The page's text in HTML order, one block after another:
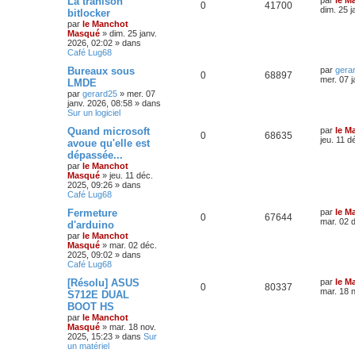
bitlocker
par le Manchot
Masqué » dim. 25 janv.
2026, 02:02 » dans
Café Lug68
0 41700
dim. 25
Bureaux sous
LMDE
par gerard25 » mer. 07
janv. 2026, 08:58 » dans
Sur un logiciel
0 68897 par
mer. 07
Quand microsoft
avoue qu'elle est
dépassée...
par le Manchot
Masqué » jeu. 11 déc.
2025, 09:26 » dans
Café Lug68
0 68635 par le
jeu. 11
Fermeture
d'arduino
par le Manchot
Masqué » mar. 02 déc.
2025, 09:02 » dans
Café Lug68
0 67644 par le
mar. 02
[Résolu] ASUS
S712E DUAL
BOOT HS
par le Manchot
Masqué » mar. 18 nov.
2025, 15:23 » dans Sur
un matériel
0 80337 par le
mar. 18